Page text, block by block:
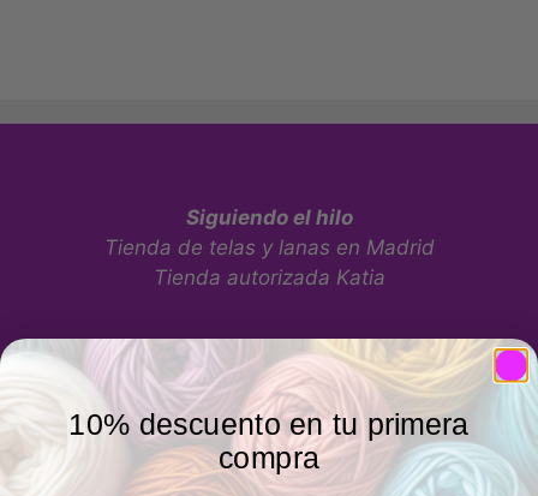
Siguiendo el hilo
Tienda de telas y lanas en Madrid
Tienda autorizada Katia
Tienda física
10% descuento en tu primera
compra